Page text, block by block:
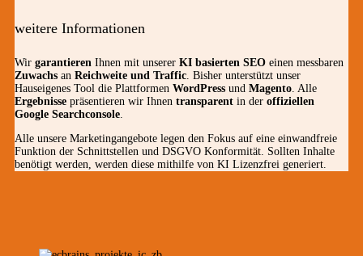
weitere Informationen
Wir garantieren Ihnen mit unserer KI basierten SEO einen messbaren
Zuwachs an Reichweite und Traffic. Bisher unterstützt unser
Hauseigenes Tool die Plattformen WordPress und Magento. Alle
Ergebnisse präsentieren wir Ihnen transparent in der offiziellen
Google Searchconsole.
Alle unsere Marketingangebote legen den Fokus auf eine einwandfreie
Funktion der Schnittstellen und DSGVO Konformität. Sollten Inhalte
benötigt werden, werden diese mithilfe von KI Lizenzfrei generiert.